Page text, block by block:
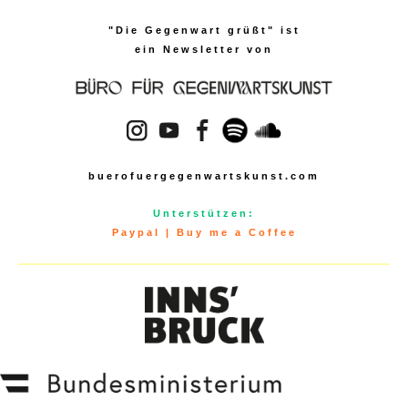
"Die Gegenwart grüßt" ist
ein Newsletter von
buerofuergegenwartskunst.com
Unterstützen:
Paypal
| Buy me a Coffee